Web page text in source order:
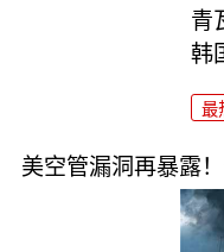
青
韩
最
美空管漏洞再暴露